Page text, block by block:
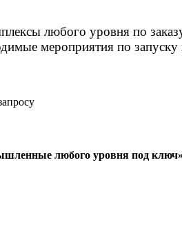
любого уровня по
мероприятия по
любого уровня под ключ»